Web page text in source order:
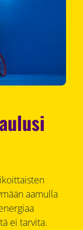
aamulla
ei tarvita.